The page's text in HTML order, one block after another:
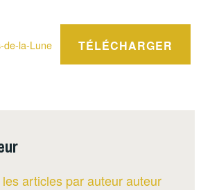
de-la-Lune TÉLÉCHARGER
articles par auteur auteur